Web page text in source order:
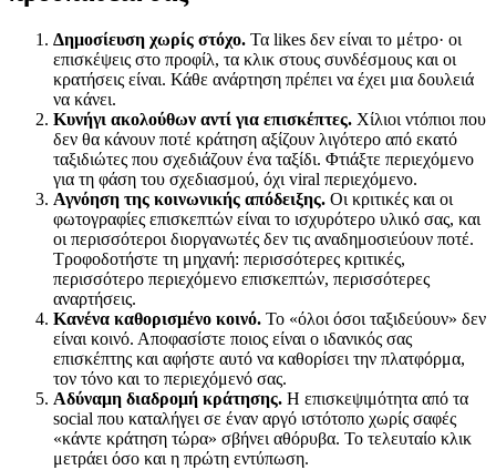
Δημοσίευση χωρίς στόχο. Τα likes δεν είναι το μέτρο· οι
επισκέψεις στο προφίλ, τα κλικ στους συνδέσμους και οι
κρατήσεις είναι. Κάθε ανάρτηση πρέπει να έχει μια δουλειά
να κάνει.
Κυνήγι ακολούθων αντί για επισκέπτες. Χίλιοι ντόπιοι που
δεν θα κάνουν ποτέ κράτηση αξίζουν λιγότερο από εκατό
ταξιδιώτες που σχεδιάζουν ένα ταξίδι. Φτιάξτε περιεχόμενο
για τη φάση του σχεδιασμού, όχι viral περιεχόμενο.
Αγνόηση της κοινωνικής απόδειξης. Οι κριτικές και οι
φωτογραφίες επισκεπτών είναι το ισχυρότερο υλικό σας, και
οι περισσότεροι διοργανωτές δεν τις αναδημοσιεύουν ποτέ.
Τροφοδοτήστε τη μηχανή: περισσότερες κριτικές,
περισσότερο περιεχόμενο επισκεπτών, περισσότερες
αναρτήσεις.
Κανένα καθορισμένο κοινό. Το «όλοι όσοι ταξιδεύουν» δεν
είναι κοινό. Αποφασίστε ποιος είναι ο ιδανικός σας
επισκέπτης και αφήστε αυτό να καθορίσει την πλατφόρμα,
τον τόνο και το περιεχόμενό σας.
Αδύναμη διαδρομή κράτησης. Η επισκεψιμότητα από τα
social που καταλήγει σε έναν αργό ιστότοπο χωρίς σαφές
«κάντε κράτηση τώρα» σβήνει αθόρυβα. Το τελευταίο κλικ
μετράει όσο και η πρώτη εντύπωση.